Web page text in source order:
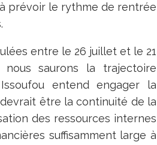
prévoir le rythme de rentrée
entre le 26 juillet et le 21
saurons la trajectoire
entend engager la
être la continuité de la
des ressources internes
suffisamment large à